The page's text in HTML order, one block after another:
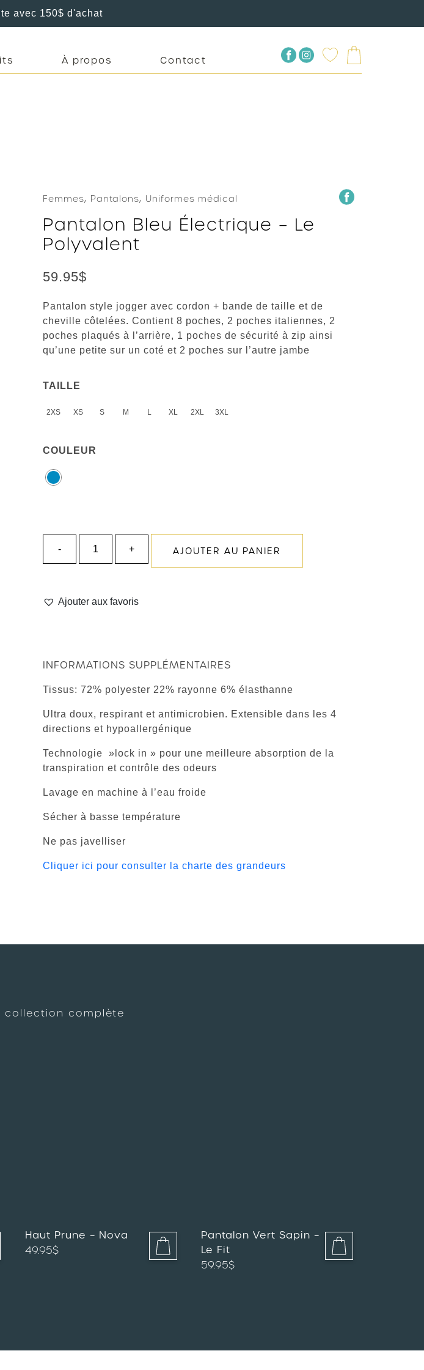
avec 150$ d'achat
À propos Contact
Femmes, Pantalons, Uniformes médical
Pantalon Bleu Électrique – Le
Polyvalent
59.95$
Pantalon style jogger avec cordon + bande de taille et de
cheville côtelées. Contient 8 poches, 2 poches italiennes, 2
poches plaqués à l’arrière, 1 poches de sécurité à zip ainsi
qu’une petite sur un coté et 2 poches sur l’autre jambe
TAILLE
2XS XS S M L XL 2XL 3XL
COULEUR
-
Électrique
+ AJOUTER AU PANIER
Ajouter aux favoris
INFORMATIONS SUPPLÉMENTAIRES
Tissus: 72% polyester 22% rayonne 6% élasthanne
Ultra doux, respirant et antimicrobien. Extensible dans les 4
directions et hypoallergénique
Technologie »lock in » pour une meilleure absorption de la
transpiration et contrôle des odeurs
Lavage en machine à l’eau froide
Sécher à basse température
Ne pas javelliser
Cliquer ici pour consulter la charte des grandeurs
collection complète
Haut Prune – Nova
49.95$
Pantalon Vert Sapin –
Le Fit
59.95$